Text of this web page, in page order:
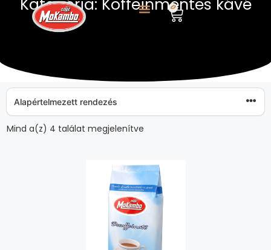
0
Kategória: Koffeinmentes kávé
Mind a(z) 4 találat megjelenítve